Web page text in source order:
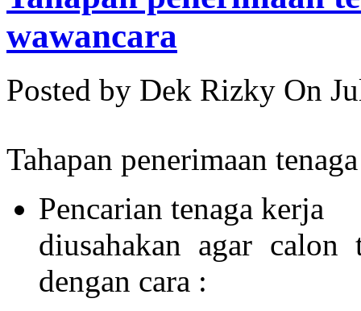
wawancara
Posted by Dek Rizky On
Tahapan penerimaan
Pencarian tenaga kerja
diusahakan agar calon
dengan cara :